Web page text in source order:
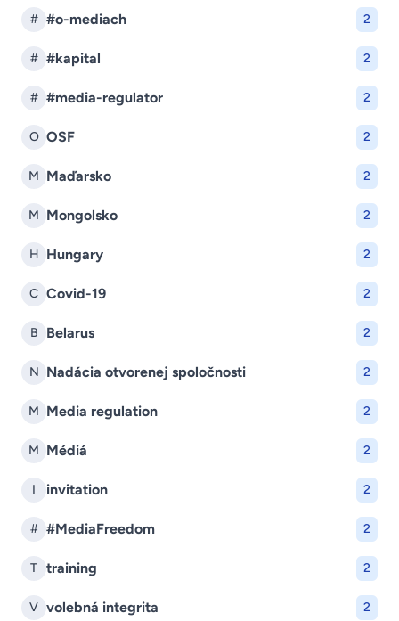
# #o-mediach 2
# #kapital 2
# #media-regulator 2
O OSF 2
M Maďarsko 2
M Mongolsko 2
H Hungary 2
C Covid-19 2
B Belarus 2
N Nadácia otvorenej spoločnosti 2
M Media regulation 2
M Médiá 2
I invitation 2
# #MediaFreedom 2
T training 2
V volebná integrita 2